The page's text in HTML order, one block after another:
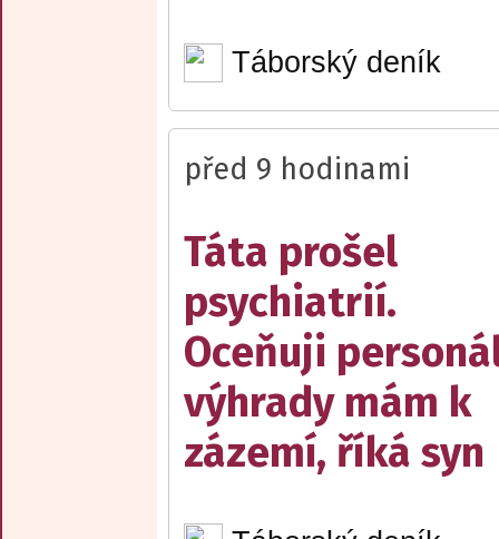
Táborský deník
před 9 hodinami
Táta prošel
psychiatrií.
Oceňuji
výhrady mám k
zázemí, říká syn